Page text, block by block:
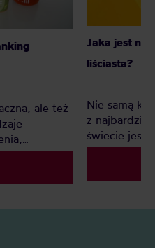
ale też
herbaty?
Jaka jest
liściasta?
Nie samą
z
świecie jest
Ten ranking